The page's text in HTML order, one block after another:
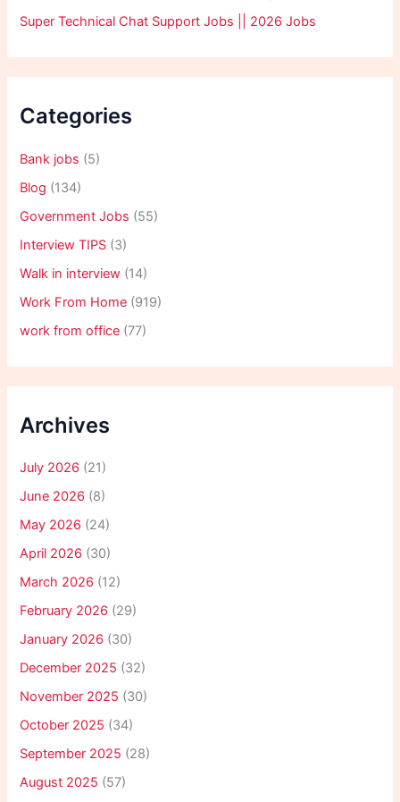
Super Technical Chat Support Jobs || 2026 Jobs
Categories
Bank jobs (5)
Blog (134)
Government Jobs (55)
Interview TIPS (3)
Walk in interview (14)
Work From Home (919)
work from office (77)
Archives
July 2026 (21)
June 2026 (8)
May 2026 (24)
April 2026 (30)
March 2026 (12)
February 2026 (29)
January 2026 (30)
December 2025 (32)
November 2025 (30)
October 2025 (34)
September 2025 (28)
August 2025 (57)